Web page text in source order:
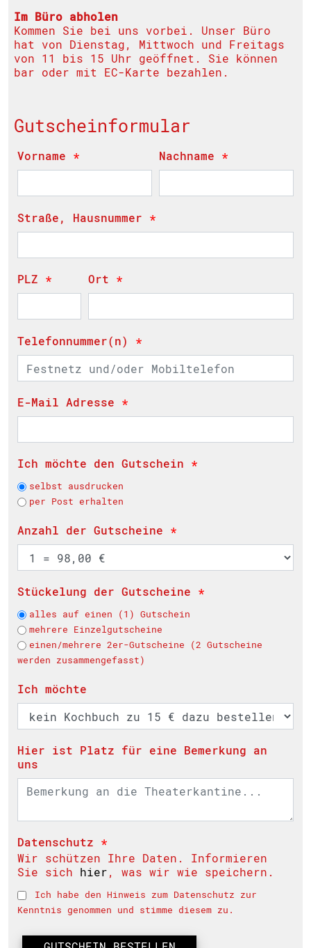
Im Büro abholen
Kommen Sie bei uns vorbei. Unser Büro
hat von Dienstag, Mittwoch und Freitags
von 11 bis 15 Uhr geöffnet. Sie können
bar oder mit EC-Karte bezahlen.
Gutscheinformular
Vorname * Nachname *
Straße, Hausnummer *
PLZ * Ort *
Telefonnummer(n) *
E-Mail Adresse *
Ich möchte den Gutschein *
selbst ausdrucken
per Post erhalten
Anzahl der Gutscheine *
Stückelung der Gutscheine *
alles auf einen (1) Gutschein
mehrere Einzelgutscheine
einen/mehrere 2er-Gutscheine (2 Gutscheine
werden zusammengefasst)
Ich möchte
Hier ist Platz für eine Bemerkung an
uns
Datenschutz *
Wir schützen Ihre Daten. Informieren
Sie sich hier, was wir wie speichern.
Ich habe den Hinweis zum Datenschutz zur
Kenntnis genommen und stimme diesem zu.